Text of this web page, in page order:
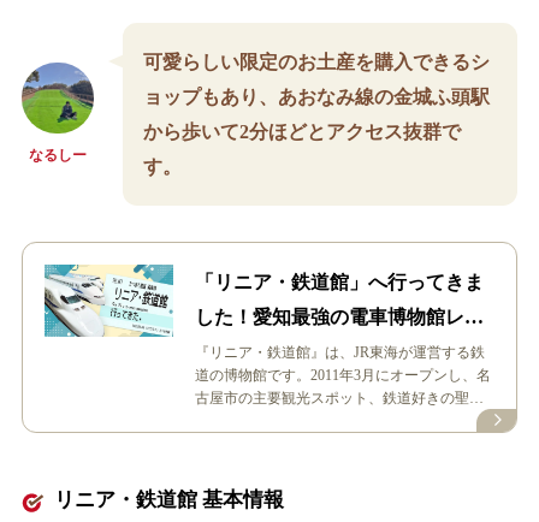
なるしー
可愛らしい限定のお土産を購入できるシ
ョップもあり、あおなみ線の金城ふ頭駅
から歩いて2分ほどとアクセス抜群で
す。
「リニア・鉄道館」へ行ってきま
した！愛知最強の電車博物館レポ
ート
『リニア・鉄道館』は、JR東海が運営する鉄
道の博物館です。2011年3月にオープンし、名
古屋市の主要観光スポット、鉄道好きの聖地
リニア・鉄道館 基本情報